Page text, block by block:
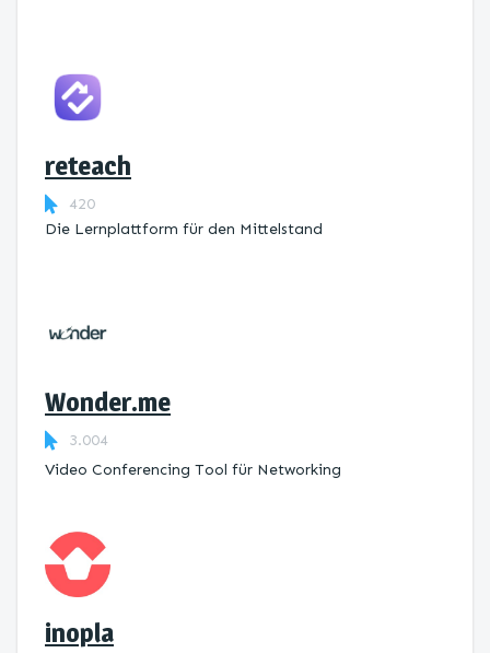
reteach
420
Die Lernplattform ​für den Mittelstand
Wonder.me
3.004
Video Conferencing Tool für Networking
inopla